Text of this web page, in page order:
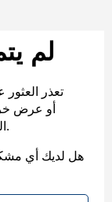
لم
تعذر
الخاصة بنا لمساعدتك في العثور على ما تريد.
هل لديك أي